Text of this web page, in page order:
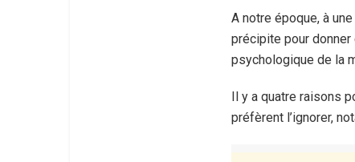
A notre époque, à
précipite pour
psychologique de la
Il y a quatre raisons
préfèrent l’ignorer,